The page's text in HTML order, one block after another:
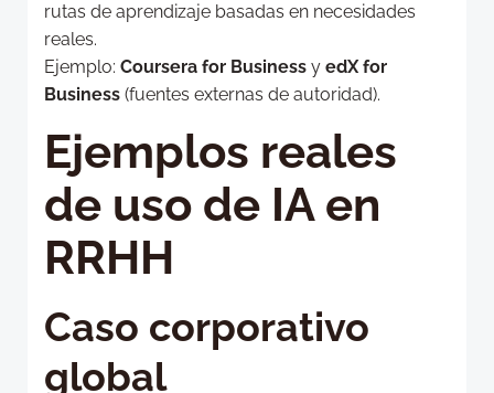
rutas de aprendizaje basadas en necesidades
reales.
Ejemplo: Coursera for Business y edX for
Business (fuentes externas de autoridad).
Ejemplos reales
de uso de IA en
RRHH
Caso corporativo
global